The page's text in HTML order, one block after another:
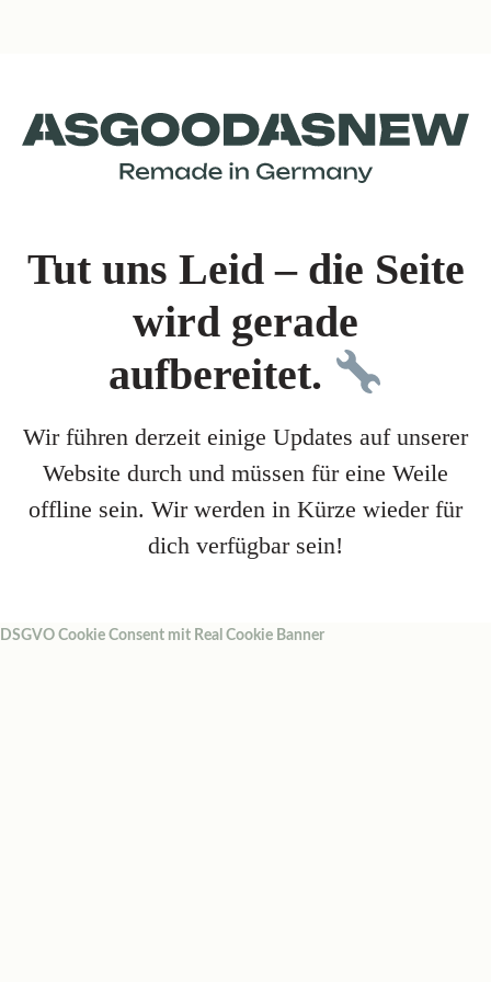
Tut uns Leid – die Seite
wird gerade
aufbereitet.
Wir führen derzeit einige Updates auf unserer
Website durch und müssen für eine Weile
offline sein. Wir werden in Kürze wieder für
dich verfügbar sein!
DSGVO Cookie Consent mit Real Cookie Banner